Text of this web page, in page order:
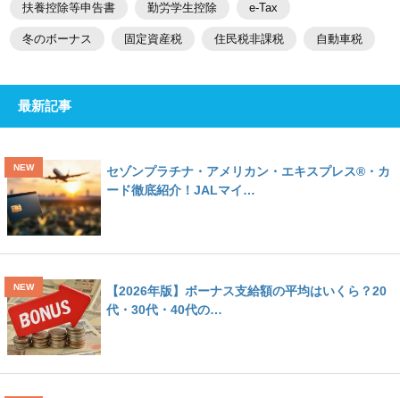
扶養控除等申告書 勤労学生控除 e-Tax
冬のボーナス 固定資産税 住民税非課税 自動車税
最新記事
セゾンプラチナ・アメリカン・エキスプレス®・カ
ード徹底紹介！JALマイ…
【2026年版】ボーナス支給額の平均はいくら？20
代・30代・40代の…